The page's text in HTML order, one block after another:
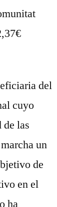
del
cuyo
las
un
de
en el
ha